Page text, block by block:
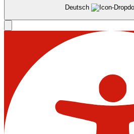
Deutsch